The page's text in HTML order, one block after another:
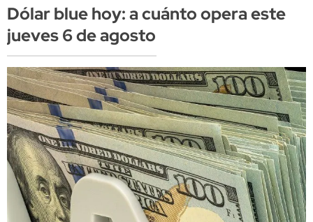
Dólar blue hoy: a cuánto opera este
jueves 6 de agosto